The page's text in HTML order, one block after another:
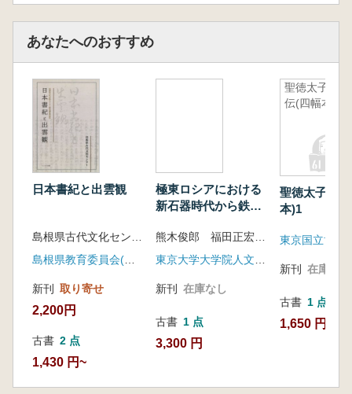
あなたへのおすすめ
日本書紀と出雲観
島根県古代文化センター 編集
島根県教育委員会(ハーベスト出版)
新刊 取り寄せ
2,200円
古書 2 点
1,430 円~
極東ロシアにおける
新石器時代から鉄器
関する考古学的研究熊木俊郎 福田正宏 編
東京大学大学院人文社会系研究科
新刊 在庫なし
古書 1 点
3,300 円
聖徳太子絵
伝(四幅本)1
聖徳太子絵
本)1
東京国立博物
新刊 在庫なし
古書 1 点
1,650 円